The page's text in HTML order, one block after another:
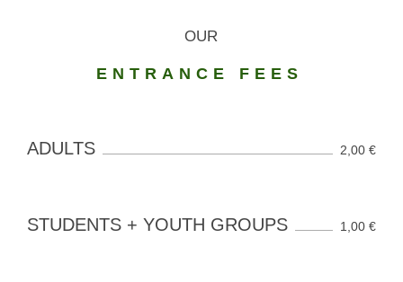
OUR
ENTRANCE FEES
ADULTS 2,00 €
STUDENTS + YOUTH GROUPS 1,00 €